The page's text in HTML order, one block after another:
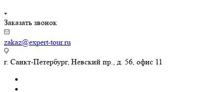
Заказать звонок
zakaz@expert-tour.ru
г. Санкт-Петербург, Невский пр., д. 56, офис 11